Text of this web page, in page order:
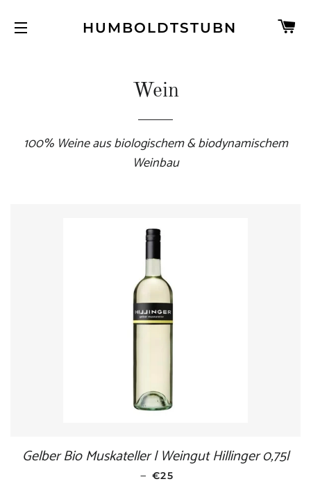
HUMBOLDTSTUBN
Wein
100% Weine aus biologischem & biodynamischem
Weinbau
Gelber Bio Muskateller | Weingut Hillinger 0,75l
— NORMALER PREIS
€25